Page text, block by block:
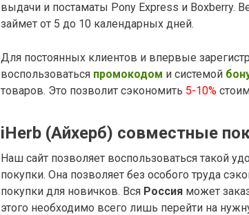
выдачи и постаматы Pony Express и Boxberry.
займет от 5 до 10 календарных дней.
Для постоянных клиентов и впервые
воспользоваться промокодом и системой
товаров. Это позволит сэкономить 5-10%
iHerb (Айхерб) совместные
Наш сайт позволяет воспользоваться такой
покупки. Она позволяет без особого труда
покупки для новичков. Вся Россия может
этого необходимо всего лишь перейти на